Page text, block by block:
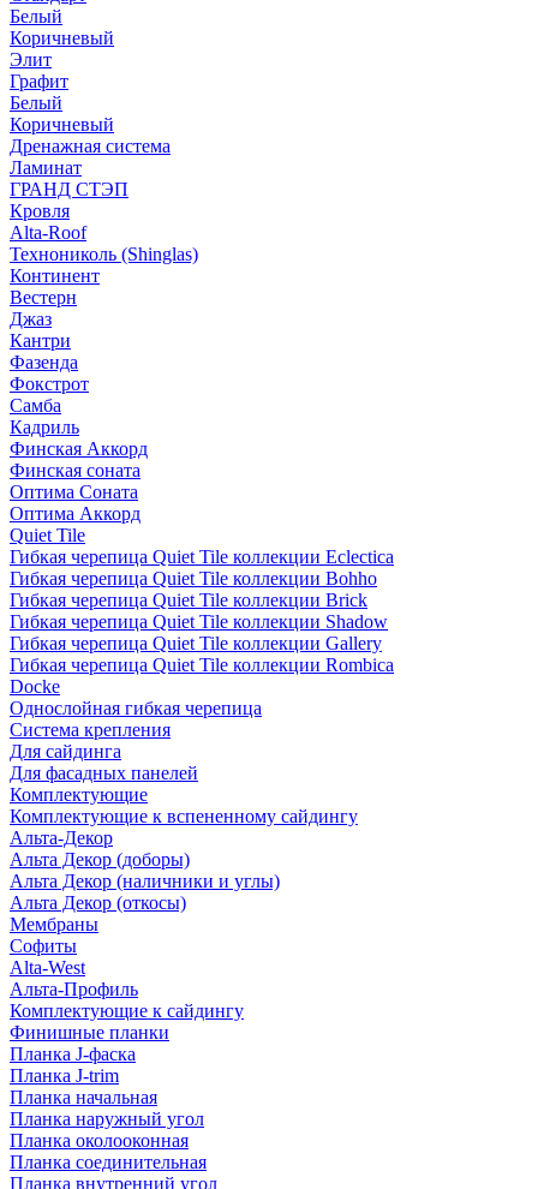
Белый
Коричневый
Элит
Графит
Белый
Коричневый
Дренажная система
Ламинат
ГРАНД СТЭП
Кровля
Alta-Roof
Технониколь (Shinglas)
Континент
Вестерн
Джаз
Кантри
Фазенда
Фокстрот
Самба
Кадриль
Финская Аккорд
Финская соната
Оптима Соната
Оптима Аккорд
Quiet Tile
Гибкая черепица Quiet Tile коллекции Eclectica
Гибкая черепица Quiet Tile коллекции Bohho
Гибкая черепица Quiet Tile коллекции Brick
Гибкая черепица Quiet Tile коллекции Shadow
Гибкая черепица Quiet Tile коллекции Gallery
Гибкая черепица Quiet Tile коллекции Rombica
Docke
Однослойная гибкая черепица
Система крепления
Для сайдинга
Для фасадных панелей
Комплектующие
Комплектующие к вспененному сайдингу
Альта-Декор
Альта Декор (доборы)
Альта Декор (наличники и углы)
Альта Декор (откосы)
Мембраны
Софиты
Alta-West
Альта-Профиль
Комплектующие к сайдингу
Финишные планки
Планка J-фаска
Планка J-trim
Планка начальная
Планка наружный угол
Планка околооконная
Планка соединительная
Планка внутренний угол